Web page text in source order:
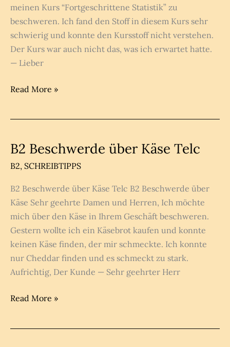
meinen Kurs “Fortgeschrittene Statistik” zu
beschweren. Ich fand den Stoff in diesem Kurs sehr
schwierig und konnte den Kursstoff nicht verstehen.
Der Kurs war auch nicht das, was ich erwartet hatte.
— Lieber
B2
Kurs
Sprachkurs
Read More »
B2 Beschwerde über Käse Telc
B2, SCHREIBTIPPS
B2 Beschwerde über Käse Telc B2 Beschwerde über
Käse Sehr geehrte Damen und Herren, Ich möchte
mich über den Käse in Ihrem Geschäft beschweren.
Gestern wollte ich ein Käsebrot kaufen und konnte
keinen Käse finden, der mir schmeckte. Ich konnte
nur Cheddar finden und es schmeckt zu stark.
Aufrichtig, Der Kunde — Sehr geehrter Herr
B2
Read More »